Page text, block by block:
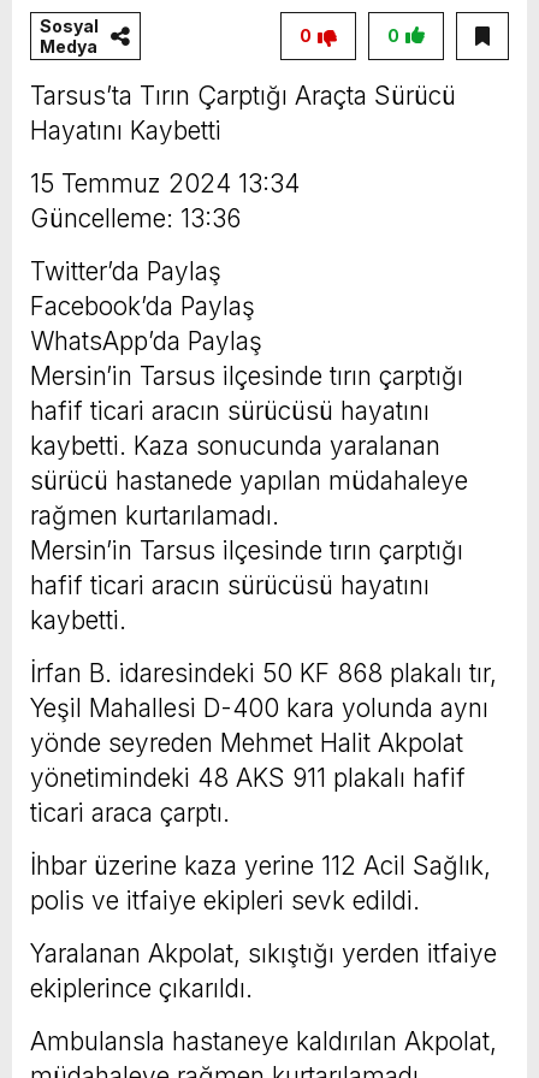
Vahap Seçer
Paylaşımda; Türkiye Belediyeler Birliği Başkanı
ve Mersin Büyükşehir Belediye Başkanımız
Sayın Vahap Seçer’i makamında ziyaret ettik.
Kentimiz başta olmak üzere yerel yönetimlere
ilişkin birçok konuda fikir alışverişinde
bulunduk. Ortak akıl ve iş birliğiyle hayata
geçireceğimiz çalışmalar üzerine verimli bir
görüşme gerçekleştirdik. Nazik ev sahipliği ve
kıymetli değerlendirmeleri için Başkanımız
Sayın Vahap Seçer’e teşekkür ediyorum.
Vahap Seçer
Sosyal
Medya
0
0
Tarsus’ta Tırın Çarptığı Araçta Sürücü
Hayatını Kaybetti
15 Temmuz 2024 13:34
Güncelleme: 13:36
Twitter’da Paylaş
Facebook’da Paylaş
WhatsApp’da Paylaş
Mersin’in Tarsus ilçesinde tırın çarptığı
hafif ticari aracın sürücüsü hayatını
kaybetti. Kaza sonucunda yaralanan
sürücü hastanede yapılan müdahaleye
rağmen kurtarılamadı.
Mersin’in Tarsus ilçesinde tırın çarptığı
hafif ticari aracın sürücüsü hayatını
kaybetti.
İrfan B. idaresindeki 50 KF 868 plakalı tır,
Yeşil Mahallesi D-400 kara yolunda aynı
yönde seyreden Mehmet Halit Akpolat
yönetimindeki 48 AKS 911 plakalı hafif
ticari araca çarptı.
İhbar üzerine kaza yerine 112 Acil Sağlık,
polis ve itfaiye ekipleri sevk edildi.
Yaralanan Akpolat, sıkıştığı yerden itfaiye
ekiplerince çıkarıldı.
Ambulansla hastaneye kaldırılan Akpolat,